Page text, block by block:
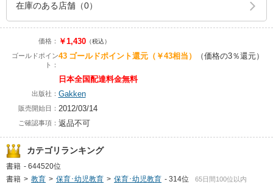
在庫のある店舗（0）
価格： ￥1,430（税込）
ゴールドポイン
ト：
43 ゴールドポイント還元（￥43相当） （価格の3％還元）
日本全国配達料金無料
出版社： Gakken
販売開始日： 2012/03/14
ご確認事項： 返品不可
カテゴリランキング
書籍 - 644520位
書籍 > 教育 > 保育･幼児教育 > 保育･幼児教育 - 314位 65日間100位以内